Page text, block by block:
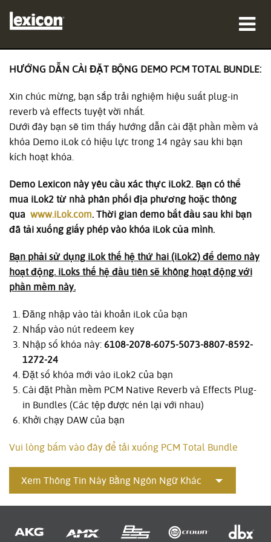
sản phẩm
chuyên gia
Nghiên cứu trường hợp
hỗ trợ
Ngôn ngữ/Khu vực
HƯỚNG DẪN CÀI ĐẶT BỘNG DEMO PCM TOTAL BUNDLE:
Xin chúc mừng, bạn sắp trải nghiệm hiệu suất plug-in
reverb và effects tuyệt vời nhất.
Dưới đây bạn sẽ tìm thấy hướng dẫn cài đặt phần mềm và
khóa Demo iLok có hiệu lực trong 14 ngày sau khi bạn
kích hoạt khóa.
Demo Lexicon này yêu cầu xác thực iLok2. Bạn có thể
mua iLok2 từ nhà phân phối địa phương hoặc thông
qua www.iLok.com. Thời gian demo bắt đầu sau khi bạn
đã tải xuống giấy phép vào khóa iLok của mình.
Bạn phải sử dụng iLok thế hệ thứ hai (iLok2) để demo này
hoạt động. iLoks thế hệ đầu tiên sẽ không hoạt động với
phần mềm này.
Đăng nhập vào tài khoản iLok của bạn
Nhấp vào nút redeem key
Nhập số khóa này:6108-2078-6075-5073-8807-8592-
1272-24
Đặt số khóa mới vào iLok2 của bạn
Cài đặt Phần mềm PCM Native Reverb và Effects Plug-
in Bundles (Các tệp được nén lại với nhau)
Khởi chạy DAW của bạn
Vui lòng bấm vào đây để tải xuống PCM Total Bundle
Xem Thông Tin Này Bằng Ngôn Ngữ Khác